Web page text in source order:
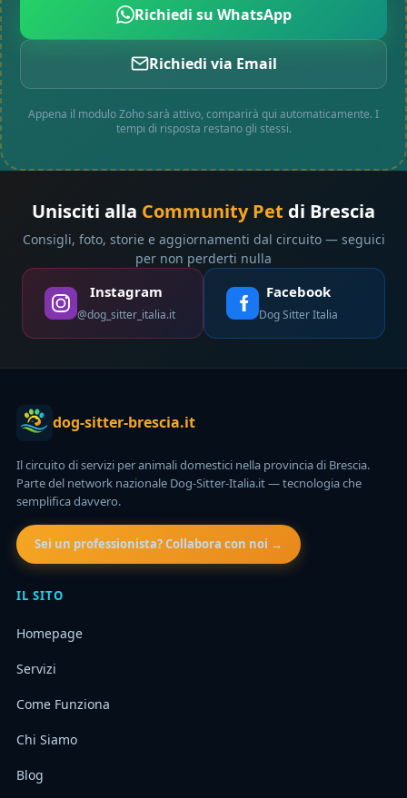
Richiedi su WhatsApp
Richiedi via Email
Appena il modulo Zoho sarà attivo, comparirà qui automaticamente. I
tempi di risposta restano gli stessi.
Unisciti alla Community Pet di Brescia
Consigli, foto, storie e aggiornamenti dal circuito — seguici
per non perderti nulla
Instagram
@dog_sitter_italia.it
Facebook
Dog Sitter Italia
dog-sitter-brescia.it
Il circuito di servizi per animali domestici nella provincia di Brescia.
Parte del network nazionale Dog-Sitter-Italia.it — tecnologia che
semplifica davvero.
Sei un professionista? Collabora con noi →
IL SITO
Homepage
Servizi
Come Funziona
Chi Siamo
Blog